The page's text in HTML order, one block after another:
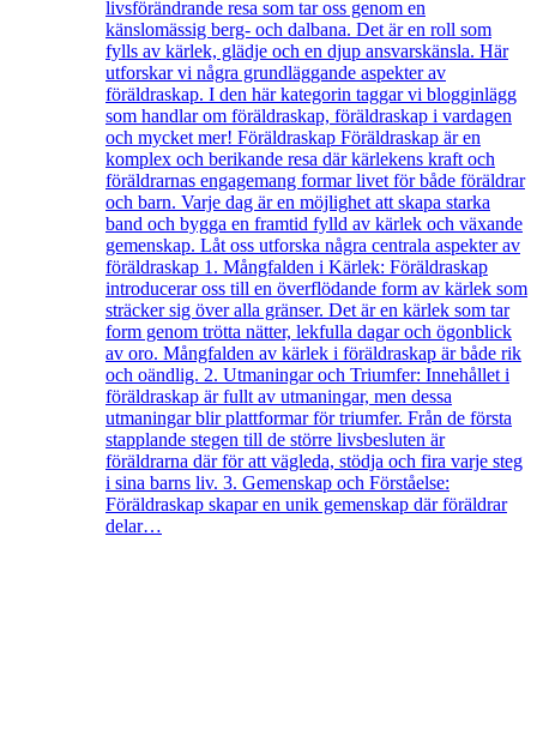
livsförändrande resa som tar oss genom en
känslomässig berg- och dalbana. Det är en roll som
fylls av kärlek, glädje och en djup ansvarskänsla. Här
utforskar vi några grundläggande aspekter av
föräldraskap. I den här kategorin taggar vi blogginlägg
som handlar om föräldraskap, föräldraskap i vardagen
och mycket mer! Föräldraskap Föräldraskap är en
komplex och berikande resa där kärlekens kraft och
föräldrarnas engagemang formar livet för både föräldrar
och barn. Varje dag är en möjlighet att skapa starka
band och bygga en framtid fylld av kärlek och växande
gemenskap. Låt oss utforska några centrala aspekter av
föräldraskap 1. Mångfalden i Kärlek: Föräldraskap
introducerar oss till en överflödande form av kärlek som
sträcker sig över alla gränser. Det är en kärlek som tar
form genom trötta nätter, lekfulla dagar och ögonblick
av oro. Mångfalden av kärlek i föräldraskap är både rik
och oändlig. 2. Utmaningar och Triumfer: Innehållet i
föräldraskap är fullt av utmaningar, men dessa
utmaningar blir plattformar för triumfer. Från de första
stapplande stegen till de större livsbesluten är
föräldrarna där för att vägleda, stödja och fira varje steg
i sina barns liv. 3. Gemenskap och Förståelse:
Föräldraskap skapar en unik gemenskap där föräldrar
delar…